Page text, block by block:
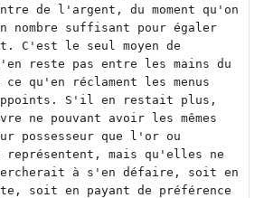
de l'argent, du moment qu'on
nombre suffisant pour égaler
C'est le seul moyen de
reste pas entre les mains du
qu'en réclament les menus
S'il en restait plus,
ne pouvant avoir les mêmes
possesseur que l'or ou
mais qu'elles ne
à s'en défaire, soit en
soit en payant de préférence